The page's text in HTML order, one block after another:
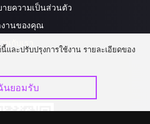
ยความเป็นส่วนตัว
งานของคุณ
านกับเรา
และปรับปรุงการใช้งาน รายละเอียดของ
นยอมรับ